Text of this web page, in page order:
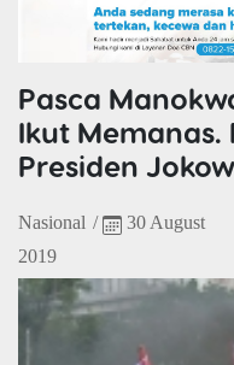
Pasca
Ikut
Presiden
Nasional /
30 August
2019